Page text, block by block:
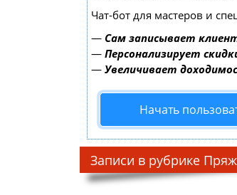
Чат-бот для мастеров и
— Сам записывает
— Персонализирует
— Увеличивает
Начать
Записи в рубрике